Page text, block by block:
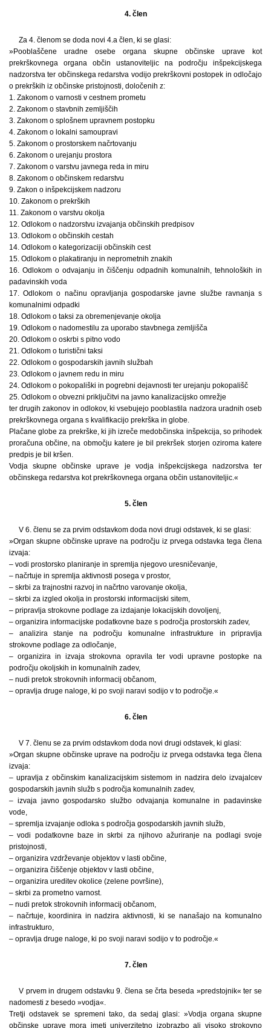
4. člen
Za 4. členom se doda novi 4.a člen, ki se glasi:
»Pooblaščene uradne osebe organa skupne občinske uprave kot
prekrškovnega organa občin ustanoviteljic na področju inšpekcijskega
nadzorstva ter občinskega redarstva vodijo prekrškovni postopek in odločajo
o prekrških iz občinske pristojnosti, določenih z:
1. Zakonom o varnosti v cestnem prometu
2. Zakonom o stavbnih zemljiščih
3. Zakonom o splošnem upravnem postopku
4. Zakonom o lokalni samoupravi
5. Zakonom o prostorskem načrtovanju
6. Zakonom o urejanju prostora
7. Zakonom o varstvu javnega reda in miru
8. Zakonom o občinskem redarstvu
9. Zakon o inšpekcijskem nadzoru
10. Zakonom o prekrških
11. Zakonom o varstvu okolja
12. Odlokom o nadzorstvu izvajanja občinskih predpisov
13. Odlokom o občinskih cestah
14. Odlokom o kategorizaciji občinskih cest
15. Odlokom o plakatiranju in neprometnih znakih
16. Odlokom o odvajanju in čiščenju odpadnih komunalnih, tehnoloških in
padavinskih voda
17. Odlokom o načinu opravljanja gospodarske javne službe ravnanja s
komunalnimi odpadki
18. Odlokom o taksi za obremenjevanje okolja
19. Odlokom o nadomestilu za uporabo stavbnega zemljišča
20. Odlokom o oskrbi s pitno vodo
21. Odlokom o turistični taksi
22. Odlokom o gospodarskih javnih službah
23. Odlokom o javnem redu in miru
24. Odlokom o pokopališki in pogrebni dejavnosti ter urejanju pokopališč
25. Odlokom o obvezni priključitvi na javno kanalizacijsko omrežje
ter drugih zakonov in odlokov, ki vsebujejo pooblastila nadzora uradnih oseb
prekrškovnega organa s kvalifikacijo prekrška in globe.
Plačane globe za prekrške, ki jih izreče medobčinska inšpekcija, so prihodek
proračuna občine, na območju katere je bil prekršek storjen oziroma katere
predpis je bil kršen.
Vodja skupne občinske uprave je vodja inšpekcijskega nadzorstva ter
občinskega redarstva kot prekrškovnega organa občin ustanoviteljic.«
5. člen
V 6. členu se za prvim odstavkom doda novi drugi odstavek, ki se glasi:
»Organ skupne občinske uprave na področju iz prvega odstavka tega člena
izvaja:
– vodi prostorsko planiranje in spremlja njegovo uresničevanje,
– načrtuje in spremlja aktivnosti posega v prostor,
– skrbi za trajnostni razvoj in načrtno varovanje okolja,
– skrbi za izgled okolja in prostorski informacijski sitem,
– pripravlja strokovne podlage za izdajanje lokacijskih dovoljenj,
– organizira informacijske podatkovne baze s področja prostorskih zadev,
– analizira stanje na področju komunalne infrastrukture in pripravlja
strokovne podlage za odločanje,
– organizira in izvaja strokovna opravila ter vodi upravne postopke na
področju okoljskih in komunalnih zadev,
– nudi pretok strokovnih informacij občanom,
– opravlja druge naloge, ki po svoji naravi sodijo v to področje.«
6. člen
V 7. členu se za prvim odstavkom doda novi drugi odstavek, ki glasi:
»Organ skupne občinske uprave na področju iz prvega odstavka tega člena
izvaja:
– upravlja z občinskim kanalizacijskim sistemom in nadzira delo izvajalcev
gospodarskih javnih služb s področja komunalnih zadev,
– izvaja javno gospodarsko službo odvajanja komunalne in padavinske
vode,
– spremlja izvajanje odloka s področja gospodarskih javnih služb,
– vodi podatkovne baze in skrbi za njihovo ažuriranje na podlagi svoje
pristojnosti,
– organizira vzdrževanje objektov v lasti občine,
– organizira čiščenje objektov v lasti občine,
– organizira ureditev okolice (zelene površine),
– skrbi za prometno varnost.
– nudi pretok strokovnih informacij občanom,
– načrtuje, koordinira in nadzira aktivnosti, ki se nanašajo na komunalno
infrastrukturo,
– opravlja druge naloge, ki po svoji naravi sodijo v to področje.«
7. člen
V prvem in drugem odstavku 9. člena se črta beseda »predstojnik« ter se
nadomesti z besedo »vodja«.
Tretji odstavek se spremeni tako, da sedaj glasi: »Vodja organa skupne
občinske uprave mora imeti univerzitetno izobrazbo ali visoko strokovno